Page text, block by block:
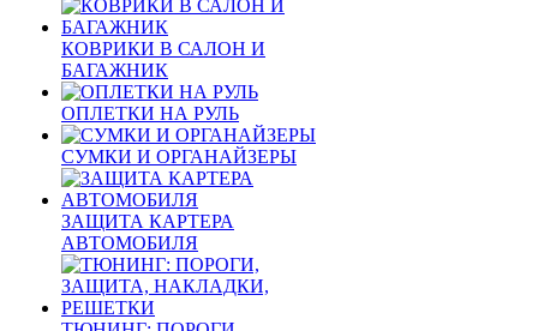
КОВРИКИ В САЛОН И
БАГАЖНИК
ОПЛЕТКИ НА РУЛЬ
СУМКИ И ОРГАНАЙЗЕРЫ
ЗАЩИТА КАРТЕРА
АВТОМОБИЛЯ